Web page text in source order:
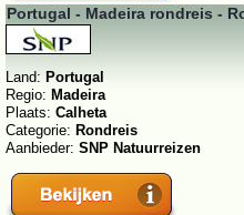
Portugal - Madeira rondreis -
Land: Portugal
Regio: Madeira
Plaats: Calheta
Categorie: Rondreis
Aanbieder: SNP Natuurreizen